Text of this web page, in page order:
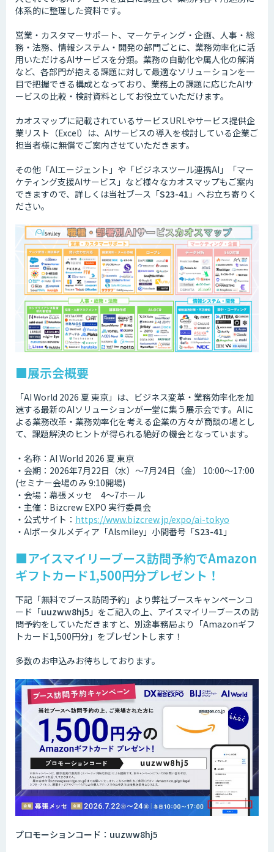
体系的に整理した資料です。
営業・カスタマーサポート、マーケティング・企画、人事・総
務・法務、情報システム・開発の部門ごとに、業務効率化に活
用いただけるAIサービスを分類。業務の自動化や属人化の解消
など、各部門が抱える課題に対して最適なソリューションを一
目で把握できる構成となっており、業務上の課題に応じたAIサ
ービスの比較・検討資料としてお役立ていただけます。
カオスマップに記載されているサービスURLやサービス提供企
業リスト（Excel）は、AIサービスの導入を検討している企業ご
担当者様に無償でご案内させていただきます。
その他「AIエージェント」や「ビジネスツール連携AI」「マー
ケティング支援AIサービス」など様々なカオスマップもご案内
できますので、詳しくは当社ブース「S23-41 」へお立ち寄りく
ださい。
■展示会概要
「AI World 2026 夏 東京」は、ビジネス変革・業務効率化を加
速する最新のAIソリューションが一堂に集う展示会です。AIに
よる業務改革・業務効率化を考える企業の方々が商談の場とし
て、課題解決のヒントが得られる絶好の機会となっています。
・名称：AI World 2026 夏 東京
・会期：2026年7月22日（水）～7月24日（金） 10:00～17:00
(セミナー会場のみ 9:10開場)
・会場：幕張メッセ 4〜7ホール
・主催：Bizcrew EXPO 実行委員会
・公式サイト： https://www.bizcrew.jp/expo/ai-tokyo
・AIポータルメディア「AIsmiley」小間番号「S23-41 」
■アイスマイリーブース訪問予約でAmazon
ギフトカード1,500円分プレゼント！
下記「無料でブース訪問予約」より弊社ブースキャンペーンコ
ード「uuzww8hj5 」をご記入の上、アイスマイリーブースの訪
問予約をしていただきますと、別途事務局より「Amazonギフ
トカード1,500円分」をプレゼントします！
多数のお申込みお待ちしております。
プロモーションコード：uuzww8hj5